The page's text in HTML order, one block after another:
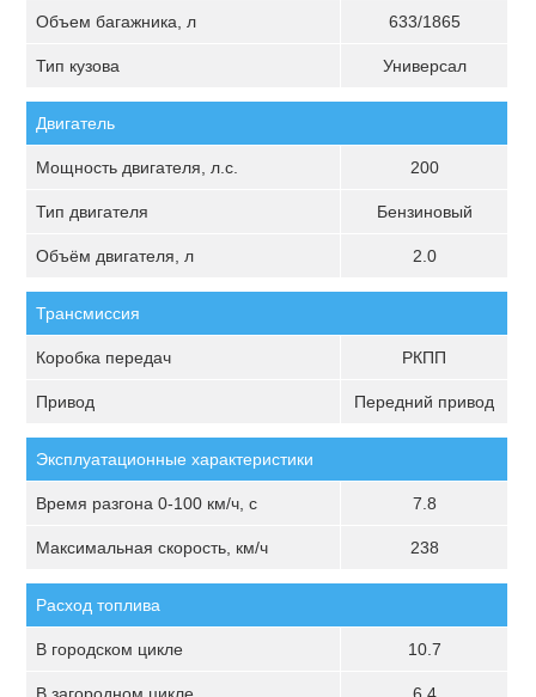
Объем багажника, л 633/1865
Тип кузова Универсал
Двигатель
Мощность двигателя, л.с. 200
Тип двигателя Бензиновый
Объём двигателя, л 2.0
Трансмиссия
Коробка передач РКПП
Привод Передний привод
Эксплуатационные характеристики
Время разгона 0-100 км/ч, с 7.8
Максимальная скорость, км/ч 238
Расход топлива
В городском цикле 10.7